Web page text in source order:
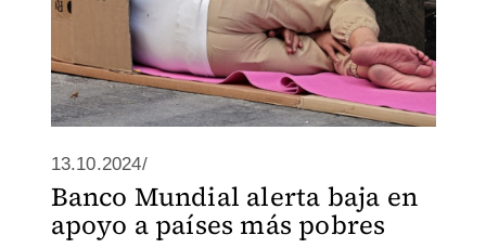
13.10.2024/
Banco Mundial alerta baja en
apoyo a países más pobres